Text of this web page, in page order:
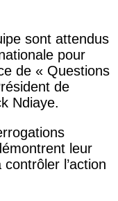
sont attendus
pour
de « Questions
de
Ndiaye.
leur
l’action